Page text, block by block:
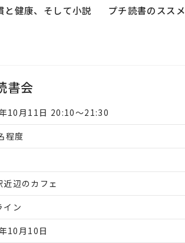
と健康、そして小説
プチ読書のススメ
書会
10月11日 20:10〜21:30
程度
近辺のカフェ
イン
10月10日